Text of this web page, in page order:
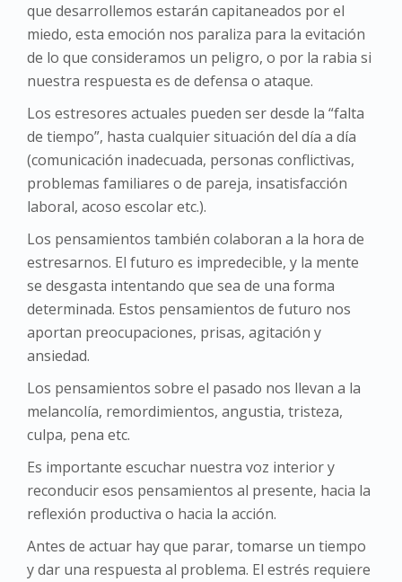
que desarrollemos estarán capitaneados por el
miedo, esta emoción nos paraliza para la evitación
de lo que consideramos un peligro, o por la rabia si
nuestra respuesta es de defensa o ataque.
Los estresores actuales pueden ser desde la “falta
de tiempo”, hasta cualquier situación del día a día
(comunicación inadecuada, personas conflictivas,
problemas familiares o de pareja, insatisfacción
laboral, acoso escolar etc.).
Los pensamientos también colaboran a la hora de
estresarnos. El futuro es impredecible, y la mente
se desgasta intentando que sea de una forma
determinada. Estos pensamientos de futuro nos
aportan preocupaciones, prisas, agitación y
ansiedad.
Los pensamientos sobre el pasado nos llevan a la
melancolía, remordimientos, angustia, tristeza,
culpa, pena etc.
Es importante escuchar nuestra voz interior y
reconducir esos pensamientos al presente, hacia la
reflexión productiva o hacia la acción.
Antes de actuar hay que parar, tomarse un tiempo
y dar una respuesta al problema. El estrés requiere